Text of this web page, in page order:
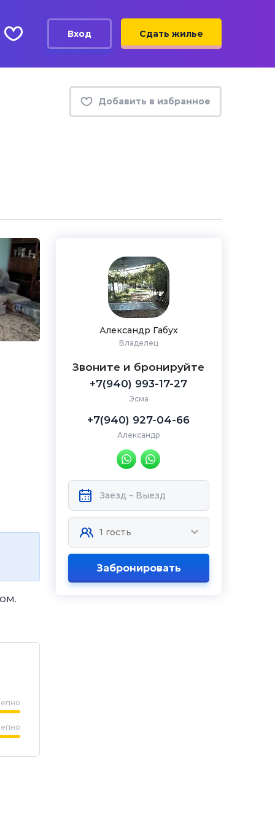
Вход Сдать жилье
Добавить в избранное
Александр Габух
Владелец
Звоните и бронируйте
+7(940) 993-17-27
Эсма
+7(940) 927-04-66
Александр
Забронировать